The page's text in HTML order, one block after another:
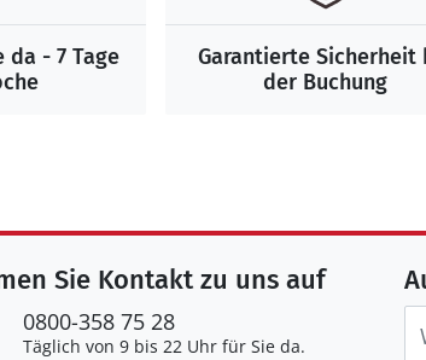
da - 7 Tage
Garantierte Sicherheit
der Buchung
Sie Kontakt zu uns auf
0800-358 75 28
Täglich von 9 bis 22 Uhr für Sie da.